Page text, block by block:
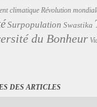
climatique Révolution
Surpopulation Swastika
du Bonheur
DES ARTICLES